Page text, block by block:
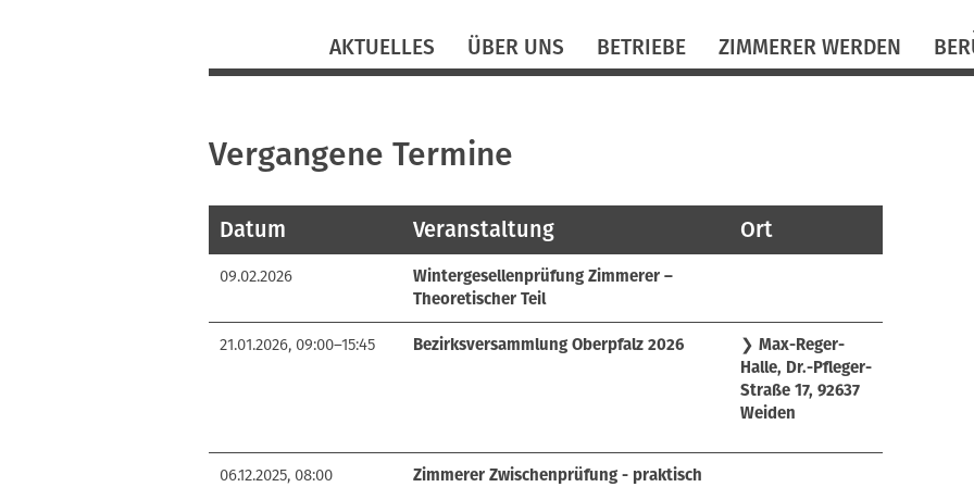
überspringen
AKTUELLES ÜBER UNS BETRIEBE ZIMMERER WERDEN
Vergangene Termine
Datum Veranstaltung Ort
09.02.2026
Wintergesellenprüfung Zimmerer –
Theoretischer Teil
21.01.2026, 09:00–15:45 Bezirksversammlung Oberpfalz 2026 ❯ Max-Reger-
Halle, Dr.-Pfleger-
Straße 17, 92637
Weiden
06.12.2025, 08:00 Zimmerer Zwischenprüfung - praktisch